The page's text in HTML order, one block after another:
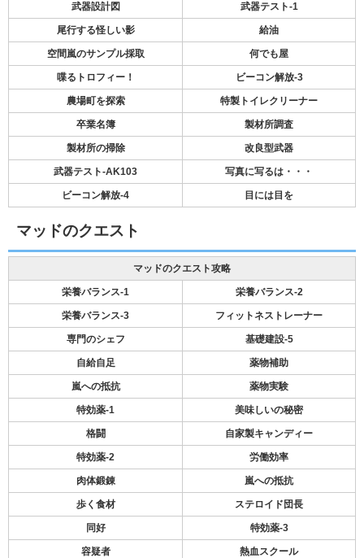
武器設計図 武器テスト-1
尾行する怪しい影 給油
空間嵐のサンプル採取 何でも屋
喋るトロフィー！ ビーコン解放-3
農場町を探索 特製トイレクリーナー
卒業名簿 製材所調査
製材所の掃除 改良型武器
武器テスト-AK103 写真に写るは・・・
ビーコン解放-4 目には目を
マッドのクエスト
マッドのクエスト攻略
栄養バランス-1 栄養バランス-2
栄養バランス-3 フィットネストレーナー
専門のシェフ 基礎建設-5
自給自足 薬物補助
嵐への抵抗 薬物実験
特効薬-1 美味しいの秘密
格闘 自家製キャンディー
特効薬-2 労働効率
肉体鍛錬 嵐への抵抗
歩く食材 ステロイド団長
同好 特効薬-3
容疑者 熱血スクール